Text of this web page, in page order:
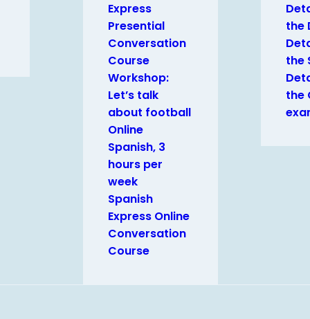
Express
Presential
Conversation
Course
Workshop:
Let’s talk
about football
Online
Spanish, 3
hours per
week
Spanish
Express Online
Conversation
Course
the
the
the